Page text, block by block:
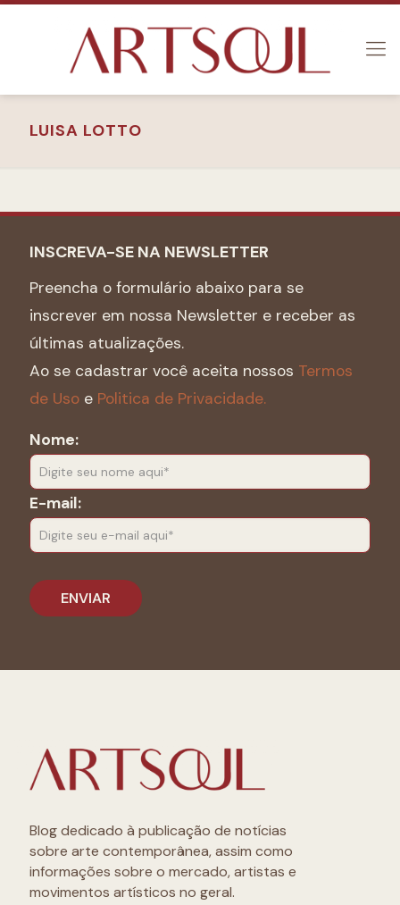
LUISA LOTTO
INSCREVA-SE NA NEWSLETTER
Preencha o formulário abaixo para se
inscrever em nossa Newsletter e receber as
últimas atualizações.
Ao se cadastrar você aceita nossos Termos
de Uso e Politica de Privacidade.
Nome:
E-mail:
Blog dedicado à publicação de notícias
sobre arte contemporânea, assim como
informações sobre o mercado, artistas e
movimentos artísticos no geral.